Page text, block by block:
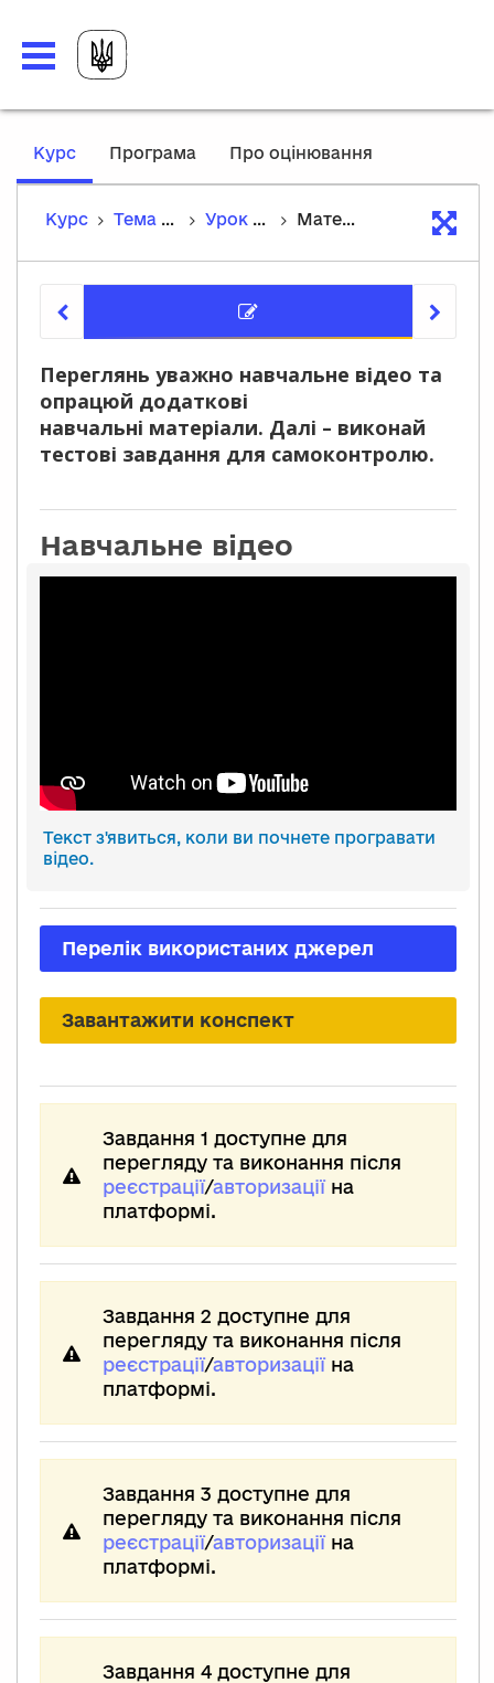
Курс,
Програма Про оцінювання
Курс Тема 3. Русь-Україна у другій половині XI – першій половині XIII ст. Урок 15. Кочові народи степів України X-XIII ст. Крим у складі Візантійської імперії Матеріали уроку
Переглянь уважно навчальне відео та
опрацюй додаткові
навчальні матеріали. Далі – виконай
тестові завдання для самоконтролю.
Навчальне відео
Текст з'явиться, коли ви почнете програвати
відео.
Перелік використаних джерел
Завантажити конспект
Завдання 1 доступне для
перегляду та виконання після
реєстрації/авторизаціїна
платформі.
Завдання 2 доступне для
перегляду та виконання після
реєстрації/авторизаціїна
платформі.
Завдання 3 доступне для
перегляду та виконання після
реєстрації/авторизаціїна
платформі.
Завдання 4 доступне для